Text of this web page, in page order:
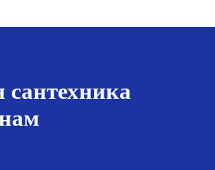
1
031.00 р..
сантехника